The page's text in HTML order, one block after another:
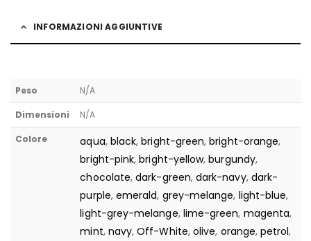
INFORMAZIONI AGGIUNTIVE
Peso N/A
Dimensioni N/A
Colore aqua, black,bright-green,bright-orange,
bright-pink,bright-yellow,burgundy,
chocolate,dark-green, dark-navy, dark-
purple, emerald, grey-melange, light-blue,
light-grey-melange, lime-green, magenta,
mint, navy,Off-White, olive, orange,petrol,